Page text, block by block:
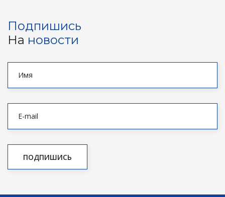
Подпишись
На новости